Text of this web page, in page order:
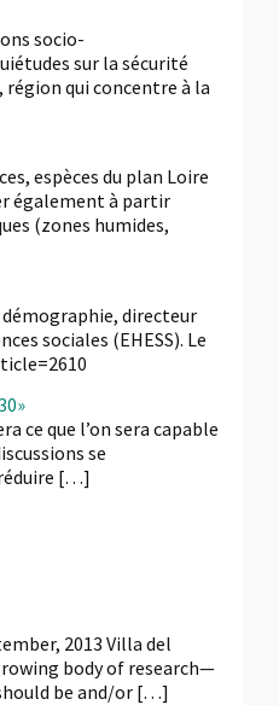
socio-
sur la sécurité
qui concentre à la
espèces du plan Loire
également à partir
(zones humides,
directeur
sociales (EHESS). Le
ce que l’on sera capable
se
[…]
2013 Villa del
body of research—
be and/or […]